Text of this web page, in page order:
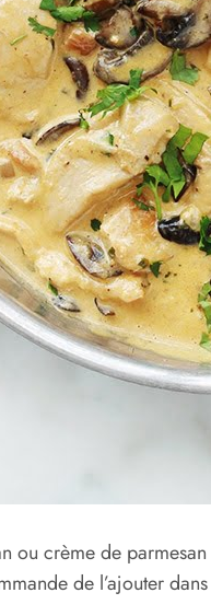
ou crème de
de l’ajouter